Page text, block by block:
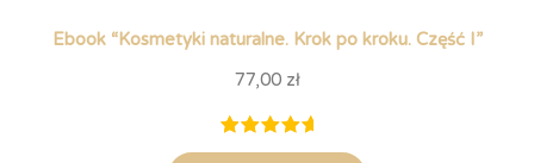
Ebook “Kosmetyki naturalne. Krok po kroku. Część I”
77,00 zł
Oceniony
14